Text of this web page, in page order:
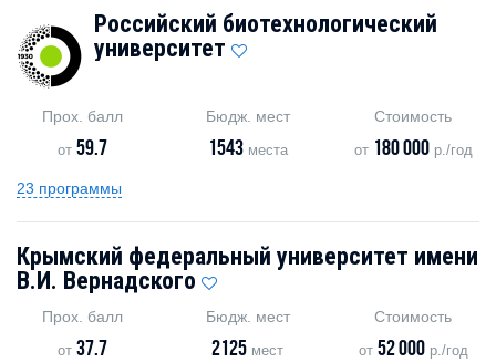
Российский биотехнологический
университет
Прох. балл
от59.7
Бюдж. мест
1543места
Стоимость
от 180 000р./год
23 программы
Крымский федеральный университет имени
В.И. Вернадского
Прох. балл
от37.7
Бюдж. мест
2125 мест
Стоимость
от 52 000р./год